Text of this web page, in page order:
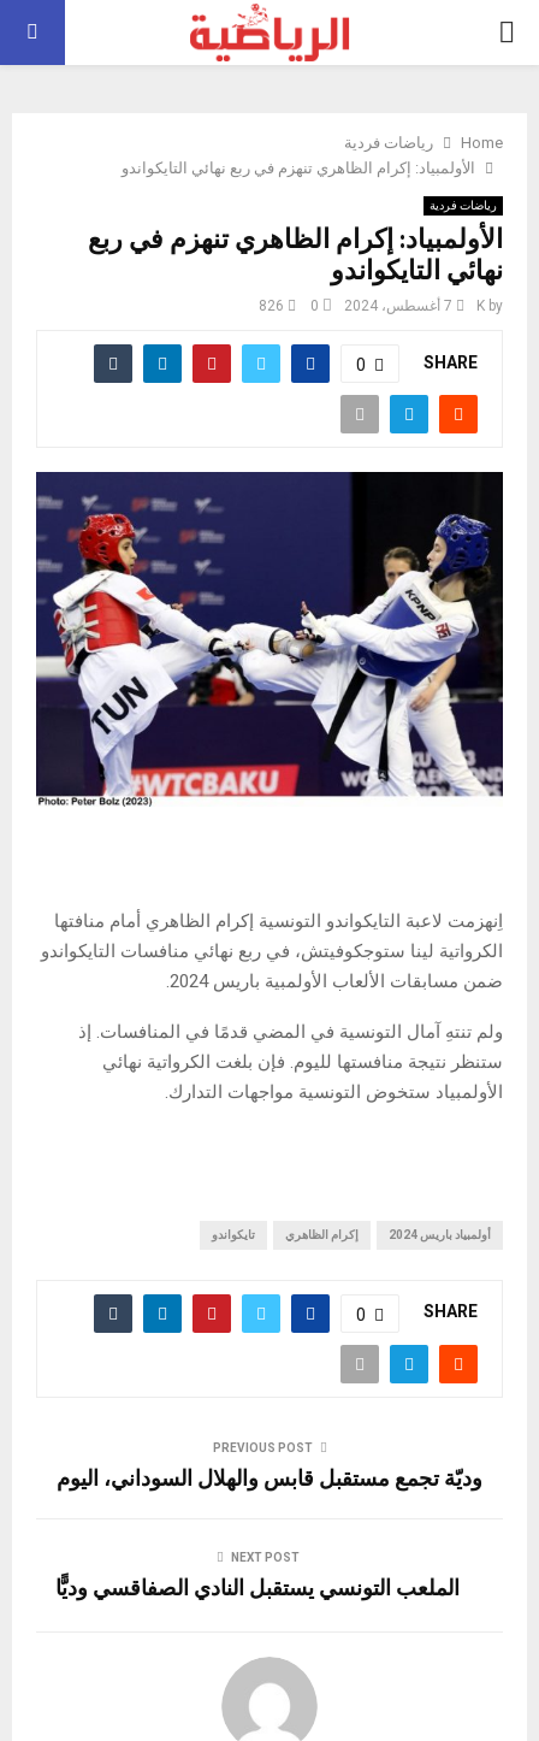
PRIMARY
Home
رياضات فردية
الأولمبياد: إكرام الظاهري تنهزم في ربع نهائي التايكواندو
رياضات فردية
الأولمبياد: إكرام الظاهري تنهزم في ربع
نهائي التايكواندو
by
K 7 أغسطس، 2024 0
826
SHARE
0
اِنهزمت لاعبة التايكواندو التونسية إكرام الظاهري أمام منافتها
الكرواتية لينا ستوجكوفيتش، في ربع نهائي منافسات التايكواندو
ضمن مسابقات الألعاب الأولمبية باريس 2024.
ولم تنتهِ آمال التونسية في المضي قدمًا في المنافسات. إذ
ستنظر نتيجة منافستها لليوم. فإن بلغت الكرواتية نهائي
الأولمبياد ستخوض التونسية مواجهات التدارك.
أولمبياد باريس 2024 إكرام الظاهري تايكواندو
SHARE
0
PREVIOUS POST
وديّة تجمع مستقبل قابس والهلال السوداني، اليوم
NEXT POST
الملعب التونسي يستقبل النادي الصفاقسي وديًّا